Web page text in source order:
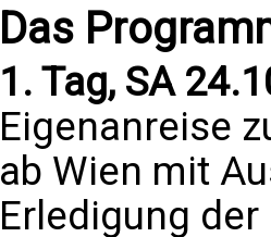
Das
1. Tag, SA
Eigenanreise
ab Wien mit
Erledigung